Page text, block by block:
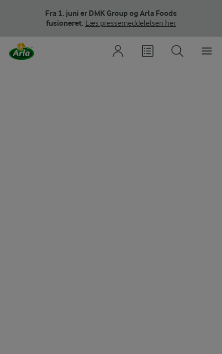
Fra 1. juni er DMK Group og Arla Foods
fusioneret. Læs pressemeddelelsen her